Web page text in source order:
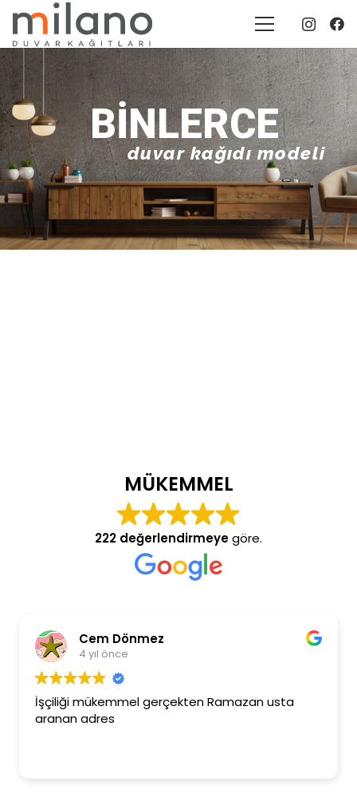
BINLERCE
duvar kağıdı modeli
MÜKEMMEL
222 değerlendirmeyegöre.
Cem Dönmez
4 yıl önce
İşçiliği mükemmel gerçekten Ramazan usta
aranan adres